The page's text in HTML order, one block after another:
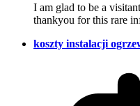
I am glad to be a
thankyou for this rare
koszty instalacji